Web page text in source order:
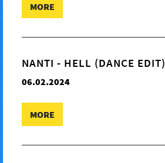
MORE
NANTI - HELL (DANCE EDIT)
06.02.2024
MORE